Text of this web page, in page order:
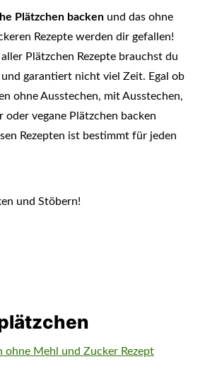
Plätzchen backenund das ohne
Rezepte werden dir gefallen!
Plätzchen Rezepte brauchst du
garantiert nicht viel Zeit. Egal ob
ohne Ausstechen, mit Ausstechen,
oder vegane Plätzchen backen
Rezepten ist bestimmt für jeden
und Stöbern!